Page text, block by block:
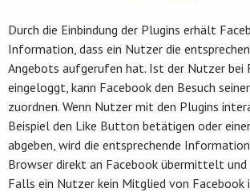
Durch die Einbindung der Plugins erhält
Information, dass ein Nutzer die
Angebots aufgerufen hat. Ist der Nutzer bei
eingeloggt, kann Facebook den Besuch
zuordnen. Wenn Nutzer mit den Plugins
Beispiel den Like Button betätigen oder
abgeben, wird die entsprechende
Browser direkt an Facebook übermittelt
Falls ein Nutzer kein Mitglied von Facebook